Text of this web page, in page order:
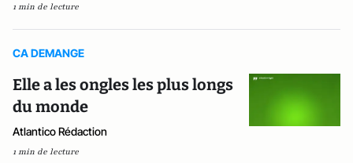
1 min de lecture
CA DEMANGE
Elle a les ongles les plus longs
du monde
Atlantico Rédaction
1 min de lecture